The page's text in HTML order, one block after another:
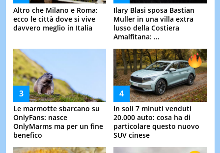
Altro che Milano e Roma:
ecco le città dove si vive
davvero meglio in Italia
Ilary Blasi sposa Bastian
Muller in una villa extra
lusso della Costiera
Amalfitana: ...
Le marmotte sbarcano su
OnlyFans: nasce
OnlyMarms ma per un fine
benefico
In soli 7 minuti venduti
20.000 auto: cosa ha di
particolare questo nuovo
SUV cinese